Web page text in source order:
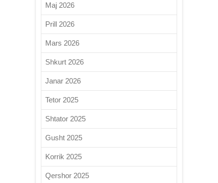
Maj 2026
Prill 2026
Mars 2026
Shkurt 2026
Janar 2026
Tetor 2025
Shtator 2025
Gusht 2025
Korrik 2025
Qershor 2025